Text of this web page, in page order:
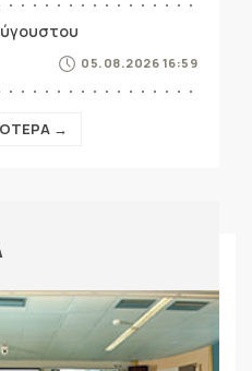
05.08.2026 16:59
→